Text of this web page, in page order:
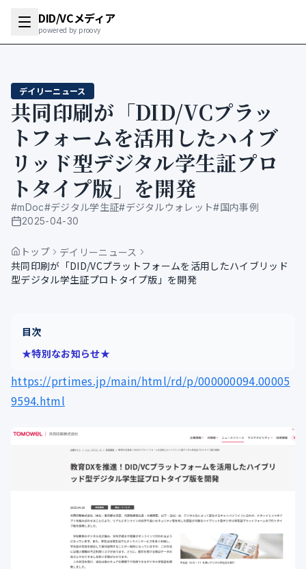
DID/VCメディア
powered by proovy
デイリーニュース
共同印刷が「DID/VCプラッ
トフォームを活用したハイブ
リッド型デジタル学生証プロ
トタイプ版」を開発
#mDoc#デジタル学生証#デジタルウォレット#国内事例
公開日
2025-04-30
トップ
デイリーニュース
共同印刷が「DID/VCプラットフォームを活用したハイブリッド
型デジタル学生証プロトタイプ版」を開発
目次
★特別なお知らせ★
https://prtimes.jp/main/html/rd/p/000000094.00005
9594.html